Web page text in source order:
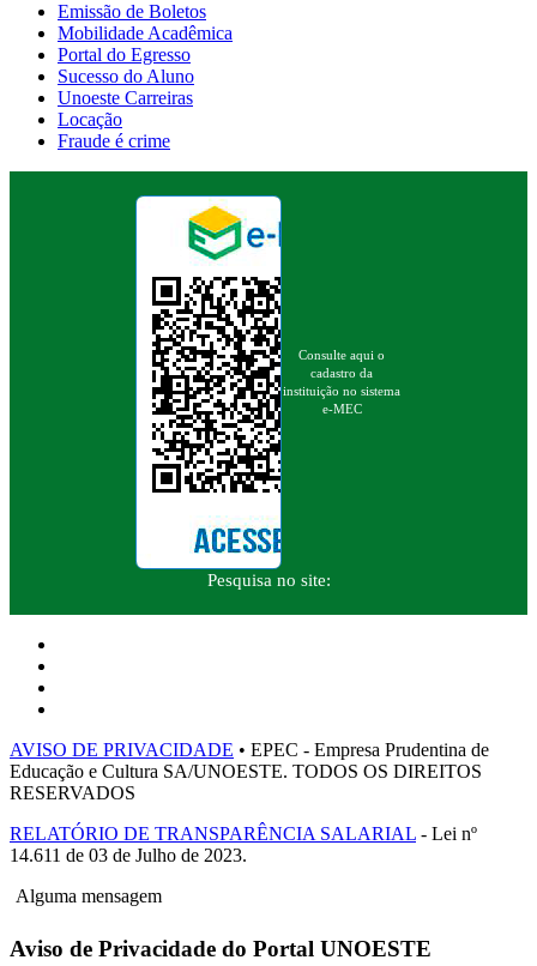
Emissão de Boletos
Mobilidade Acadêmica
Portal do Egresso
Sucesso do Aluno
Unoeste Carreiras
Locação
Fraude é crime
Consulte aqui o
cadastro da
instituição no sistema
e-MEC
Pesquisa no site:
AVISO DE PRIVACIDADE • EPEC - Empresa Prudentina de
Educação e Cultura SA/UNOESTE. TODOS OS DIREITOS
RESERVADOS
RELATÓRIO DE TRANSPARÊNCIA SALARIAL - Lei nº
14.611 de 03 de Julho de 2023.
Alguma mensagem
Aviso de Privacidade do Portal UNOESTE